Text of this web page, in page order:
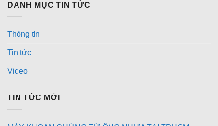
DANH MỤC TIN TỨC
Thông tin
Tin tức
Video
TIN TỨC MỚI